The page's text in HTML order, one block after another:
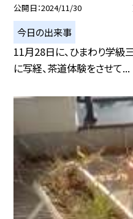
公開日 2024/11/30
今日の出来事
11月28日に、ひまわり学級
に写経、茶道体験をさせて...